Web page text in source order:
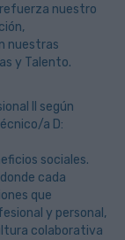
nuestro
nuestras
y Talento.
II según
a D:
sociales.
cada
que
y personal,
colaborativa